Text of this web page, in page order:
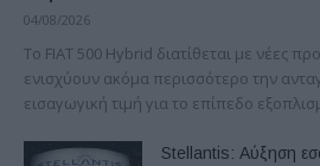
04/08/2026
Το FIAT 500 Hybrid διατίθεται με νέες
ενισχύουν ακόμα περισσότερο την
εισαγωγική τιμή για το επίπεδο
Stellantis: Αύξηση